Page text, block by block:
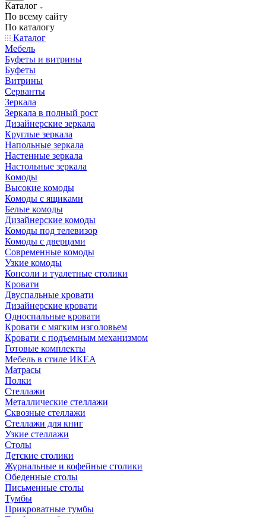
Каталог
По всему сайту
По каталогу
Каталог
Мебель
Буфеты и витрины
Буфеты
Витрины
Серванты
Зеркала
Зеркала в полный рост
Дизайнерские зеркала
Круглые зеркала
Напольные зеркала
Настенные зеркала
Настольные зеркала
Комоды
Высокие комоды
Комоды с ящиками
Белые комоды
Дизайнерские комоды
Комоды под телевизор
Комоды с дверцами
Современные комоды
Узкие комоды
Консоли и туалетные столики
Кровати
Двуспальные кровати
Дизайнерские кровати
Односпальные кровати
Кровати с мягким изголовьем
Кровати с подъемным механизмом
Готовые комплекты
Мебель в стиле ИКЕА
Матрасы
Полки
Стеллажи
Металлические стеллажи
Сквозные стеллажи
Стеллажи для книг
Узкие стеллажи
Столы
Детские столики
Журнальные и кофейные столики
Обеденные столы
Письменные столы
Тумбы
Прикроватные тумбы